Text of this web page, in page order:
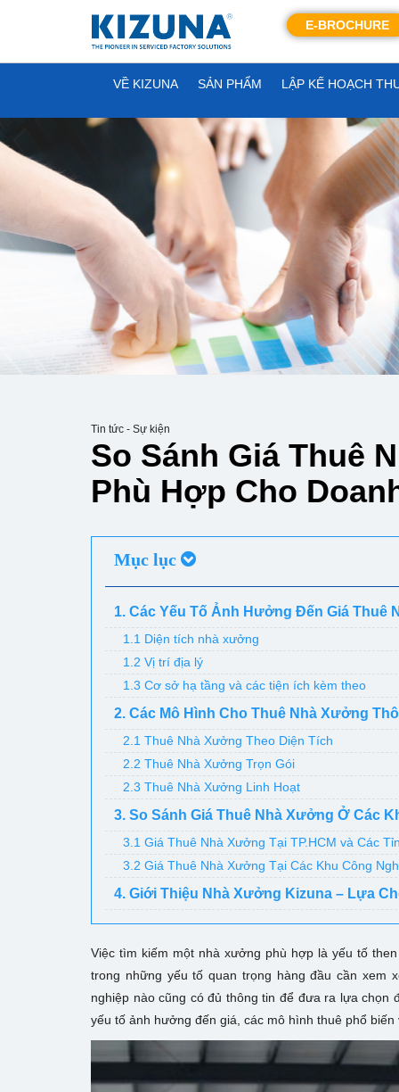
E-BROCHURE
VỀ KIZUNA SẢN PHẨM LẬP KẾ HOẠCH
Tin tức - Sự kiện
So Sánh Giá Thuê
Phù Hợp Cho
Mục lục
1. Các Yếu Tố Ảnh Hưởng Đến Giá Thuê
1.1 Diện tích nhà xưởng
1.2 Vị trí địa lý
1.3 Cơ sở hạ tầng và các tiện ích kèm theo
2. Các Mô Hình Cho Thuê Nhà Xưởng
2.1 Thuê Nhà Xưởng Theo Diện Tích
2.2 Thuê Nhà Xưởng Trọn Gói
2.3 Thuê Nhà Xưởng Linh Hoạt
3. So Sánh Giá Thuê Nhà Xưởng Ở Các
3.1 Giá Thuê Nhà Xưởng Tại TP.HCM và Các
3.2 Giá Thuê Nhà Xưởng Tại Các Khu Công
4. Giới Thiệu Nhà Xưởng Kizuna – Lựa
Việc tìm kiếm một nhà xưởng phù hợp là yếu tố
trong những yếu tố quan trọng hàng đầu cần xem
nghiệp nào cũng có đủ thông tin để đưa ra lựa chọn
yếu tố ảnh hưởng đến giá, các mô hình thuê phổ